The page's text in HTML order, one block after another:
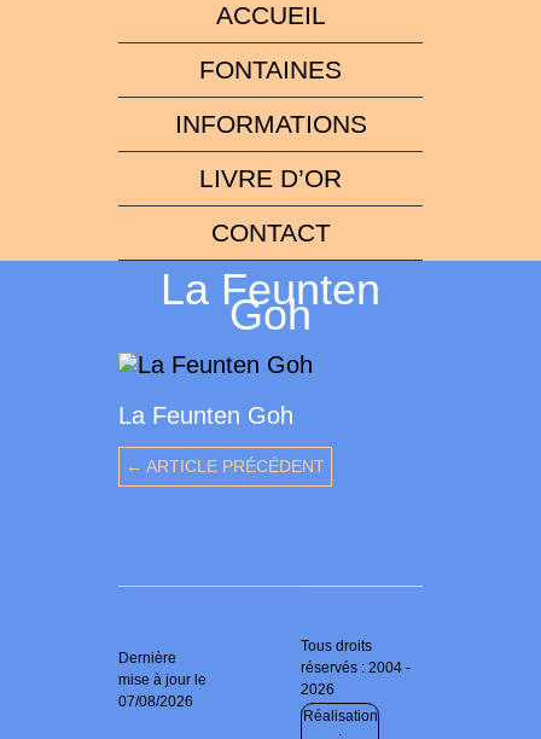
ACCUEIL
FONTAINES
INFORMATIONS
LIVRE D’OR
CONTACT
La Feunten
Goh
La Feunten Goh
← ARTICLE PRÉCÉDENT
Dernière
mise à jour le
07/08/2026
Tous droits
réservés : 2004 -
2026
Réalisation